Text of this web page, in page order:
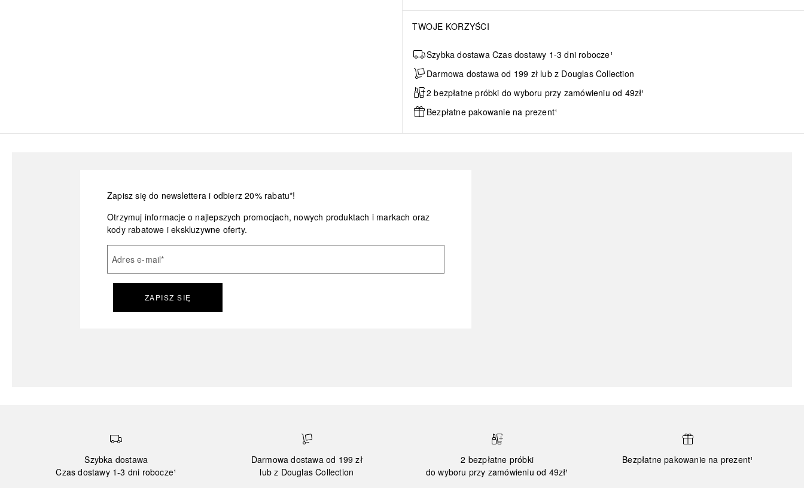
TWOJE KORZYŚCI
Szybka dostawa Czas dostawy 1-3 dni robocze¹
Darmowa dostawa od 199 zł lub z Douglas Collection
2 bezpłatne próbki do wyboru przy zamówieniu od 49zł¹
Bezpłatne pakowanie na prezent¹
Zapisz się do newslettera i odbierz 20% rabatu*!
Otrzymuj informacje o najlepszych promocjach, nowych produktach i markach oraz
kody rabatowe i ekskluzywne oferty.
Adres e-mail*
ZAPISZ SIĘ
Szybka dostawa
Czas dostawy 1-3 dni robocze¹
Darmowa dostawa od 199 zł
lub z Douglas Collection
2 bezpłatne próbki
do wyboru przy zamówieniu od 49zł¹
Bezpłatne pakowanie na prezent¹